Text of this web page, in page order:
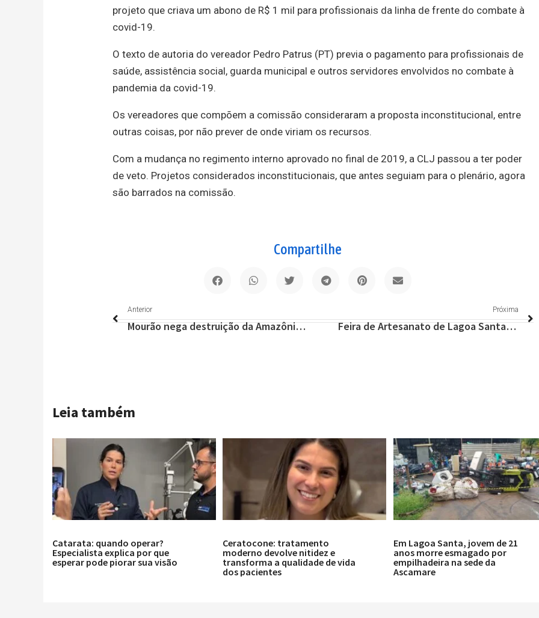
projeto que criava um abono de R$ 1 mil para profissionais da linha de frente do combate à
covid-19.
O texto de autoria do vereador Pedro Patrus (PT) previa o pagamento para profissionais de
saúde, assistência social, guarda municipal e outros servidores envolvidos no combate à
pandemia da covid-19.
Os vereadores que compõem a comissão consideraram a proposta inconstitucional, entre
outras coisas, por não prever de onde viriam os recursos.
Com a mudança no regimento interno aprovado no final de 2019, a CLJ passou a ter poder
de veto. Projetos considerados inconstitucionais, que antes seguiam para o plenário, agora
são barrados na comissão.
Compartilhe
Anterior
Anterior
Mourão nega destruição da Amazônia e diz que imprensa criou ‘ruído’ com Angela Merkel
Próxima
Feira de Artesanato de Lagoa Santa está liberada a partir deste domingo 6/09
Leia também
Catarata: quando operar?
Especialista explica por que
esperar pode piorar sua visão
Ceratocone: tratamento
moderno devolve nitidez e
transforma a qualidade de vida
dos pacientes
Em Lagoa Santa, jovem de 21
anos morre esmagado por
empilhadeira na sede da
Ascamare